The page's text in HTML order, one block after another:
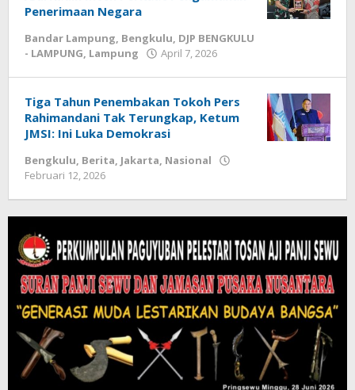
Berita,
Lampung,
Lampung,
Mei
2026
oleh
Diberitain
Penerimaan Negara
Bandar Lampung, Bengkulu, DJP BENGKULU
- LAMPUNG, Lampung April 7, 2026
Tiga Tahun Penembakan Tokoh Pers
Rahimandani Tak Terungkap, Ketum
JMSI: Ini Luka Demokrasi
Bengkulu, Berita, Jakarta, Nasional
Februari 12, 2026